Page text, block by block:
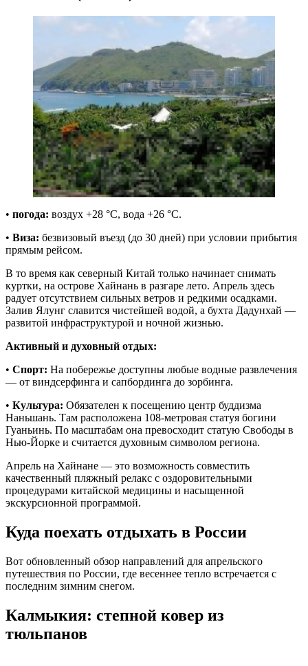
• погода: воздух +28 °C, вода +26 °C.
• Виза: безвизовый въезд (до 30 дней) при условии прибытия
прямым рейсом.
В то время как северный Китай только начинает снимать
куртки, на острове Хайнань в разгаре лето. Апрель здесь
радует отсутствием сильных ветров и редкими осадками.
Залив Ялунг славится чистейшей водой, а бухта Дадунхай —
развитой инфраструктурой и ночной жизнью.
Активный и духовный отдых:
• Спорт: На побережье доступны любые водные развлечения
— от виндсерфинга и сапбординга до зорбинга.
• Культура: Обязателен к посещению центр буддизма
Наньшань. Там расположена 108-метровая статуя богини
Гуаньинь. По масштабам она превосходит статую Свободы в
Нью-Йорке и считается духовным символом региона.
Апрель на Хайнане — это возможность совместить
качественный пляжный релакс с оздоровительными
процедурами китайской медицины и насыщенной
экскурсионной программой.
Куда поехать отдыхать в России
Вот обновленный обзор направлений для апрельского
путешествия по России, где весеннее тепло встречается с
последним зимним снегом.
Калмыкия: степной ковер из
тюльпанов